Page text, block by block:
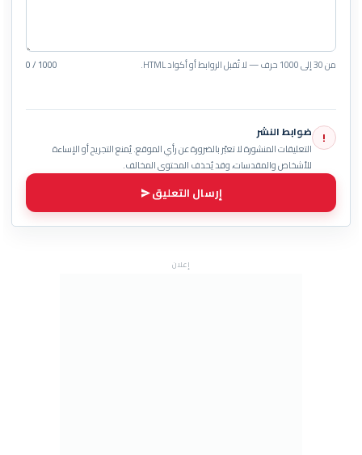
من 30 إلى 1000 حرف — لا تُقبل الروابط أو أكواد HTML. 0 / 1000
! ضوابط النشر
التعليقات المنشورة لا تعبّر بالضرورة عن رأي الموقع. يُمنع التجريح أو الإساءة
للأشخاص والمقدسات، وقد يُحذف المحتوى المخالف.
إرسال التعليق
إعلان